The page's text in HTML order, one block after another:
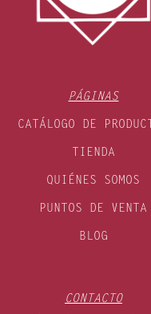
PÁGINAS
CATÁLOGO DE
TIENDA
QUIÉNES SOMOS
PUNTOS DE VENTA
BLOG
CONTACTO